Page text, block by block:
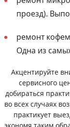
проезд).
ремонт
Одна из
Акцентируйте
сервисного
добираться
во всех случаях
практикует